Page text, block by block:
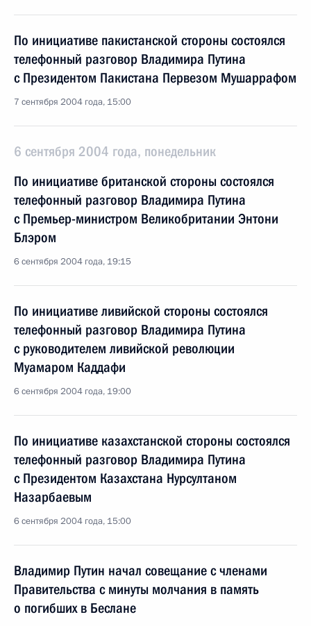
По инициативе пакистанской стороны состоялся
телефонный разговор Владимира Путина
с Президентом Пакистана Первезом Мушаррафом
7 сентября 2004 года, 15:00
6 сентября 2004 года, понедельник
По инициативе британской стороны состоялся
телефонный разговор Владимира Путина
с Премьер-министром Великобритании Энтони
Блэром
6 сентября 2004 года, 19:15
По инициативе ливийской стороны состоялся
телефонный разговор Владимира Путина
с руководителем ливийской революции
Муамаром Каддафи
6 сентября 2004 года, 19:00
По инициативе казахстанской стороны состоялся
телефонный разговор Владимира Путина
с Президентом Казахстана Нурсултаном
Назарбаевым
6 сентября 2004 года, 15:00
Владимир Путин начал совещание с членами
Правительства с минуты молчания в память
о погибших в Беслане